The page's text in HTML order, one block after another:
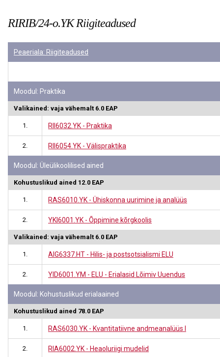
RIRIB/24-o.YK Riigiteadused
Peaeriala: Riigiteadused
Moodul: Praktika
Valikained: vaja vähemalt 6.0 EAP
1. RII6032.YK - Praktika
2. RII6054.YK - Välispraktika
Moodul: Üleülikoolilised ained
Kohustuslikud ained 12.0 EAP
1. RAS6010.YK - Ühiskonna uurimine ja analüüs
2. YKI6001.YK - Õppimine kõrgkoolis
Valikained: vaja vähemalt 6.0 EAP
1. AIG6337.HT - Hilis- ja postsotsialismi ELU
2. YID6001.YM - ELU - Erialasid Lõimiv Uuendus
Moodul: Kohustuslikud erialaained
Kohustuslikud ained 78.0 EAP
1. RAS6030.YK - Kvantitatiivne andmeanalüüs I
2. RIA6002.YK - Heaoluriigi mudelid